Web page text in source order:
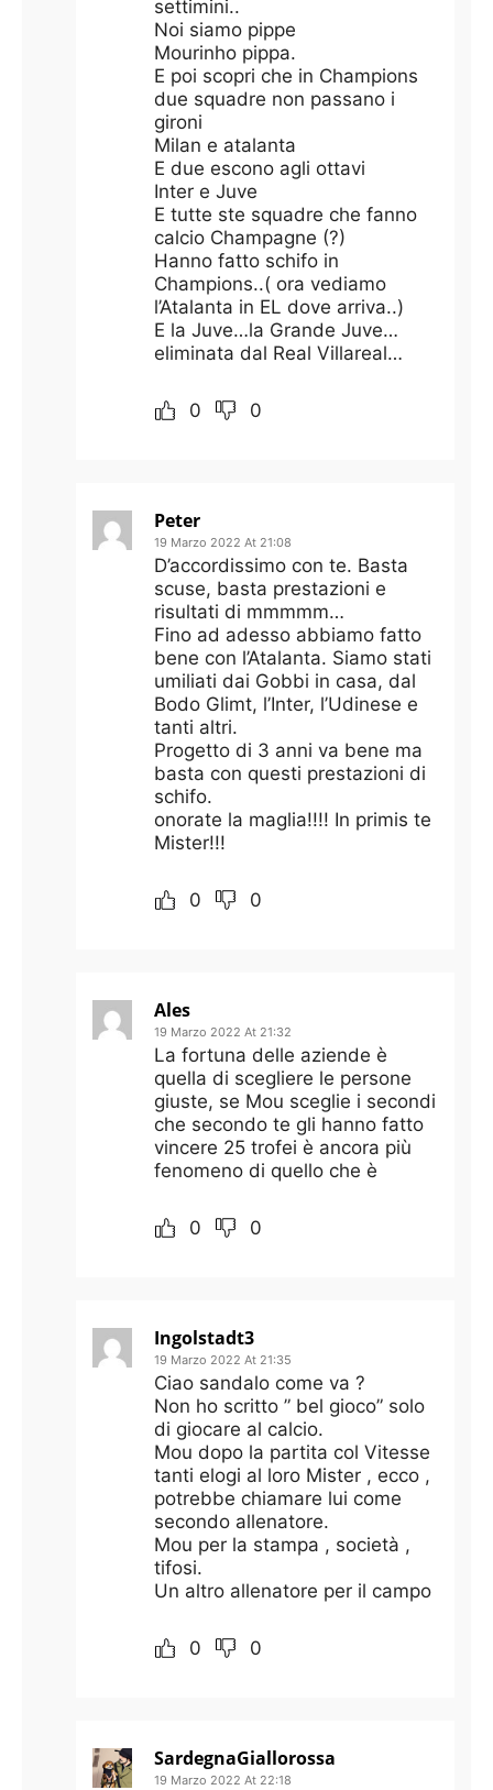
settimini..
Noi siamo pippe
Mourinho pippa.
E poi scopri che in Champions
due squadre non passano i
gironi
Milan e atalanta
E due escono agli ottavi
Inter e Juve
E tutte ste squadre che fanno
calcio Champagne (?)
Hanno fatto schifo in
Champions..( ora vediamo
l’Atalanta in EL dove arriva..)
E la Juve…la Grande Juve…
eliminata dal Real Villareal…
0 0
Peter
19 Marzo 2022 At 21:08
D’accordissimo con te. Basta
scuse, basta prestazioni e
risultati di mmmmm…
Fino ad adesso abbiamo fatto
bene con l’Atalanta. Siamo stati
umiliati dai Gobbi in casa, dal
Bodo Glimt, l’Inter, l’Udinese e
tanti altri.
Progetto di 3 anni va bene ma
basta con questi prestazioni di
schifo.
onorate la maglia!!!! In primis te
Mister!!!
0 0
Ales
19 Marzo 2022 At 21:32
La fortuna delle aziende è
quella di scegliere le persone
giuste, se Mou sceglie i secondi
che secondo te gli hanno fatto
vincere 25 trofei è ancora più
fenomeno di quello che è
0 0
Ingolstadt3
19 Marzo 2022 At 21:35
Ciao sandalo come va ?
Non ho scritto ” bel gioco” solo
di giocare al calcio.
Mou dopo la partita col Vitesse
tanti elogi al loro Mister , ecco ,
potrebbe chiamare lui come
secondo allenatore.
Mou per la stampa , società ,
tifosi.
Un altro allenatore per il campo
0 0
SardegnaGiallorossa
19 Marzo 2022 At 22:18